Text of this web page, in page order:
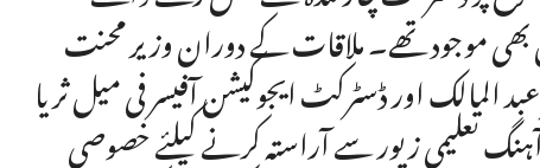
بھی موجود تھے۔ ملاقات کے دوران وزیر محنت
اور ڈسٹرکٹ ایجوکیشن آفیسر فی میل ثریا
تعلیمی زیور سے آراستہ کرنے کیلئے خصوصی